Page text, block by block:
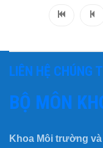
LIÊN HỆ CHÚNG
BỘ MÔN
Khoa Môi trường